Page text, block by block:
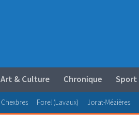
Art & Culture Chronique Sport
Chexbres Forel (Lavaux) Jorat-Mézières